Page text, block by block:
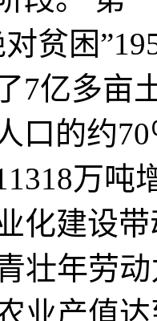
贫困
7亿多亩
口的约
万吨
化建设
壮年劳
业产值